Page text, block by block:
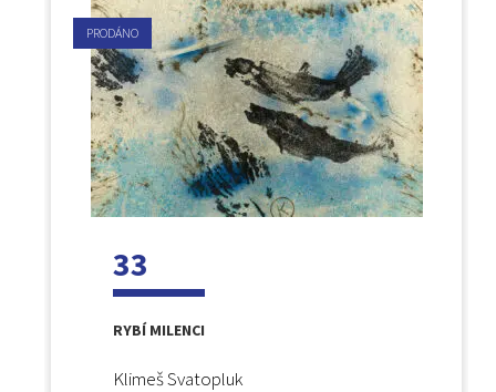
PRODÁNO
33
RYBÍ MILENCI
Klimeš Svatopluk